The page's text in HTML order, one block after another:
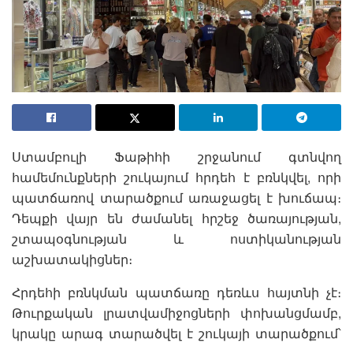
Ստամբուլի Ֆաթիհի շրջանում գտնվող
համեմունքների շուկայում հրդեհ է բռնկվել, որի
պատճառով տարածքում առաջացել է խուճապ։
Դեպքի վայր են ժամանել հրշեջ ծառայության,
շտապօգնության և ոստիկանության
աշխատակիցներ։
Հրդեհի բռնկման պատճառը դեռևս հայտնի չէ։
Թուրքական լրատվամիջոցների փոխանցմամբ,
կրակը արագ տարածվել է շուկայի տարածքում՝